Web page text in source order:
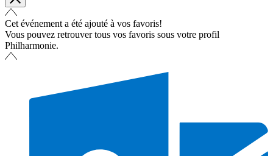
Cet événement a été ajouté à vos favoris!
Vous pouvez retrouver tous vos favoris sous votre profil
Philharmonie.